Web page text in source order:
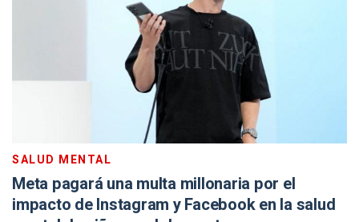
SALUD MENTAL
Meta pagará una multa millonaria por el
impacto de Instagram y Facebook en la salud